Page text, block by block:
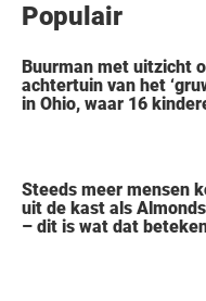
Populair
Buurman met uitzicht
achtertuin van het
in Ohio, waar 16
Steeds meer mensen
uit de kast als
– dit is wat dat